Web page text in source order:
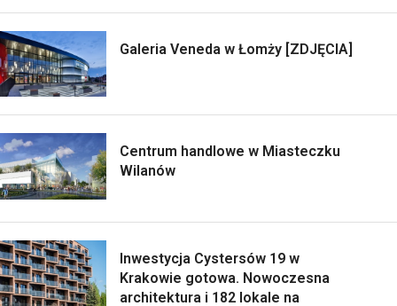
Galeria Veneda w Łomży [ZDJĘCIA]
Centrum handlowe w Miasteczku
Wilanów
Inwestycja Cystersów 19 w
Krakowie gotowa. Nowoczesna
architektura i 182 lokale na